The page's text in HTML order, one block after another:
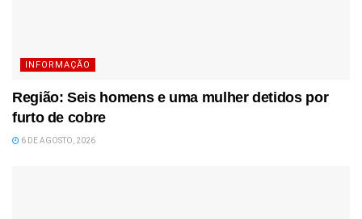
INFORMAÇÃO
Região: Seis homens e uma mulher detidos por
furto de cobre
6 DE AGOSTO, 2026